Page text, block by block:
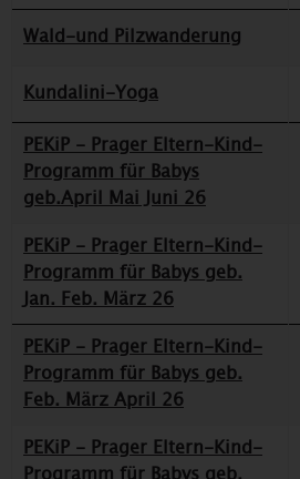
Wald-und Pilzwanderung
Kundalini-Yoga
PEKiP - Prager Eltern-Kind-
Programm für Babys
geb.April Mai Juni 26
PEKiP - Prager Eltern-Kind-
Programm für Babys geb.
Jan. Feb. März 26
PEKiP - Prager Eltern-Kind-
Programm für Babys geb.
Feb. März April 26
PEKiP - Prager Eltern-Kind-